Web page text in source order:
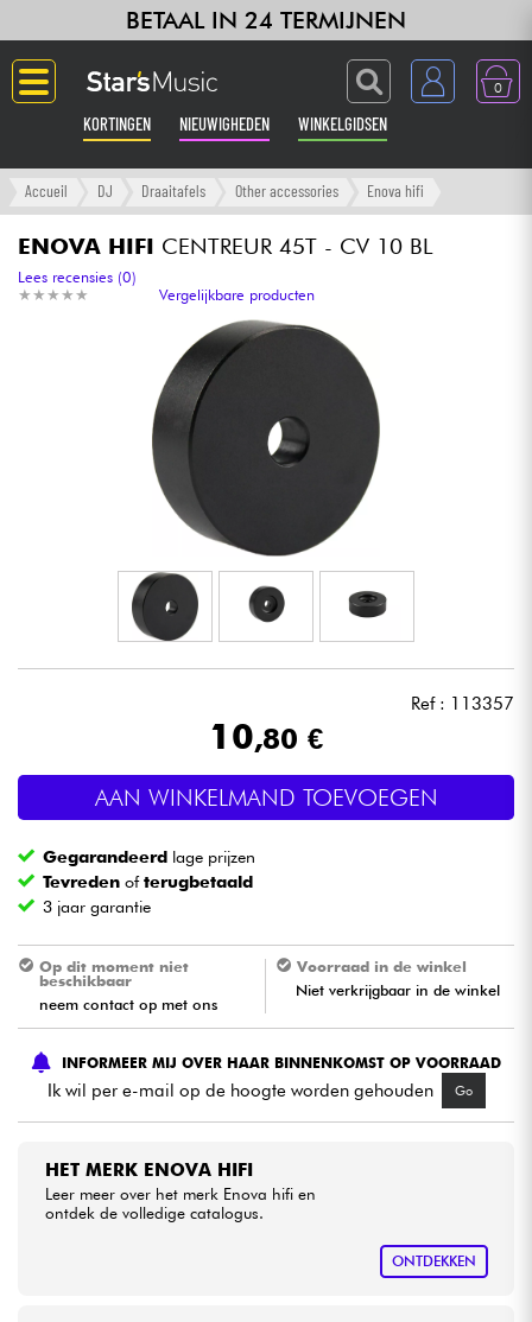
BETAAL IN 24 TERMIJNEN
0
KORTINGEN NIEUWIGHEDEN WINKELGIDSEN
Langue
Gitaar & Bas
Versterker & Effecten
Toetsenbord & Piano
Synths & samplers
Home-studio
Microfoon
Licht
Drums & percussie
Viool & Quatuor
Kinderen
Kabels & toebehoren
Accueil DJ Draaitafels Other accessories Enova hifi
ENOVA HIFI CENTREUR 45T - CV 10 BL
★ ★ ★ ★ ★
★ ★ ★ ★ ★
Lees recensies (0)
Vergelijkbare producten
Ref : 113357
10,80 €
AAN WINKELMAND TOEVOEGEN
Gegarandeerd lage prijzen
Tevreden ofterugbetaald
3 jaar garantie
Op dit moment niet
beschikbaar
neem contact op met ons
Voorraad in de winkel
Niet verkrijgbaar in de winkel
INFORMEER MIJ OVER HAAR BINNENKOMST OP VOORRAAD
Ik wil per e-mail op de hoogte worden gehouden Go
HET MERK ENOVA HIFI
Leer meer over het merk Enova hifi en
ontdek de volledige catalogus.
ONTDEKKEN